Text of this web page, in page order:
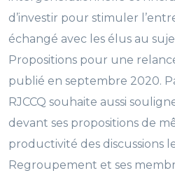
d’investir pour stimuler
échangé avec les élus au
Propositions pour une
publié en septembre 2020.
RJCCQ souhaite aussi
devant ses propositions de
productivité des discussions
Regroupement et ses